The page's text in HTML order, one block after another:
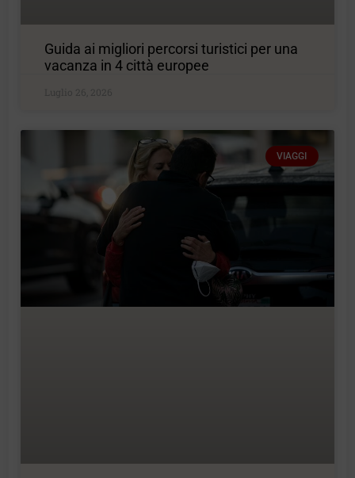
Guida ai migliori percorsi turistici per una
vacanza in 4 città europee
Luglio 26, 2026
VIAGGI